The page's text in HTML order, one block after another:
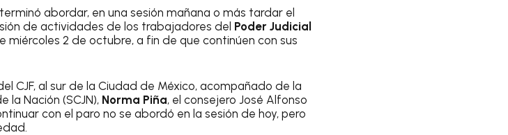
abordar, en una sesión mañana o más tardar el
de actividades de los trabajadores del Poder Judicial
miércoles 2 de octubre, a fin de que continúen con sus
CJF, al sur de la Ciudad de México, acompañado de la
la Nación (SCJN), Norma Piña, el consejero José Alfonso
con el paro no se abordó en la sesión de hoy, pero